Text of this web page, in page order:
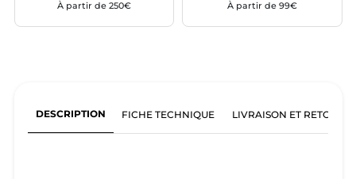
À partir de 250€
À partir de 99€
DESCRIPTION FICHE TECHNIQUE LIVRAISON ET RETOURS